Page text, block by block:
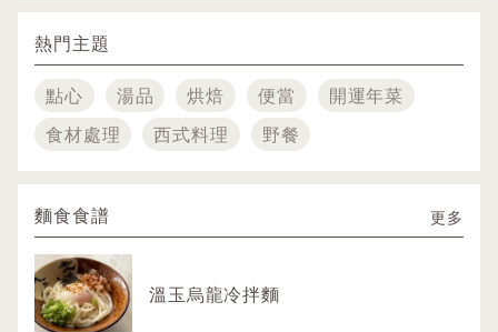
熱門主題
點心 湯品 烘焙 便當
開運年菜
食材處理
西式料理 野餐
麵食食譜 更多
溫玉烏龍冷拌麵